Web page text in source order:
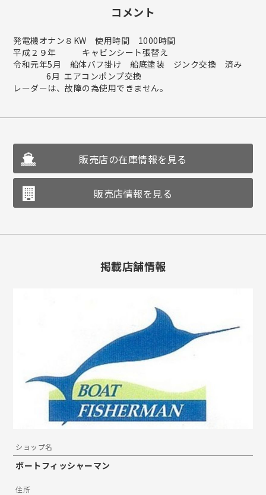
コメント
発電機オナン８KW 使用時間 1000時間
平成２９年 キャビンシート張替え
令和元年5月 船体バフ掛け 船底塗装 ジンク交換 済み
6月 エアコンポンプ交換
レーダーは、故障の為使用できません。
販売店の在庫情報を見る
販売店情報を見る
掲載店舗情報
ショップ名
ボートフィッシャーマン
住所